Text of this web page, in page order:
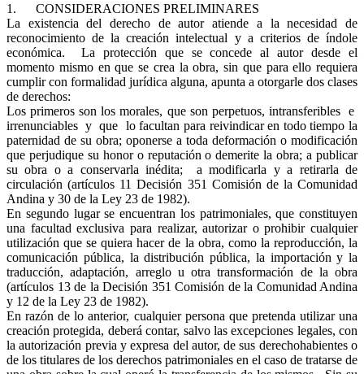
1. CONSIDERACIONES PRELIMINARES
La existencia del derecho de autor atiende a la necesidad de
reconocimiento de la creación intelectual y a criterios de índole
económica. La protección que se concede al autor desde el
momento mismo en que se crea la obra, sin que para ello requiera
cumplir con formalidad jurídica alguna, apunta a otorgarle dos clases
de derechos:
Los primeros son los morales, que son perpetuos, intransferibles e
irrenunciables y que lo facultan para reivindicar en todo tiempo la
paternidad de su obra; oponerse a toda deformación o modificación
que perjudique su honor o reputación o demerite la obra; a publicar
su obra o a conservarla inédita; a modificarla y a retirarla de
circulación (artículos 11 Decisión 351 Comisión de la Comunidad
Andina y 30 de la Ley 23 de 1982).
En segundo lugar se encuentran los patrimoniales, que constituyen
una facultad exclusiva para realizar, autorizar o prohibir cualquier
utilización que se quiera hacer de la obra, como la reproducción, la
comunicación pública, la distribución pública, la importación y la
traducción, adaptación, arreglo u otra transformación de la obra
(artículos 13 de la Decisión 351 Comisión de la Comunidad Andina
y 12 de la Ley 23 de 1982).
En razón de lo anterior, cualquier persona que pretenda utilizar una
creación protegida, deberá contar, salvo las excepciones legales, con
la autorización previa y expresa del autor, de sus derechohabientes o
de los titulares de los derechos patrimoniales en el caso de tratarse de